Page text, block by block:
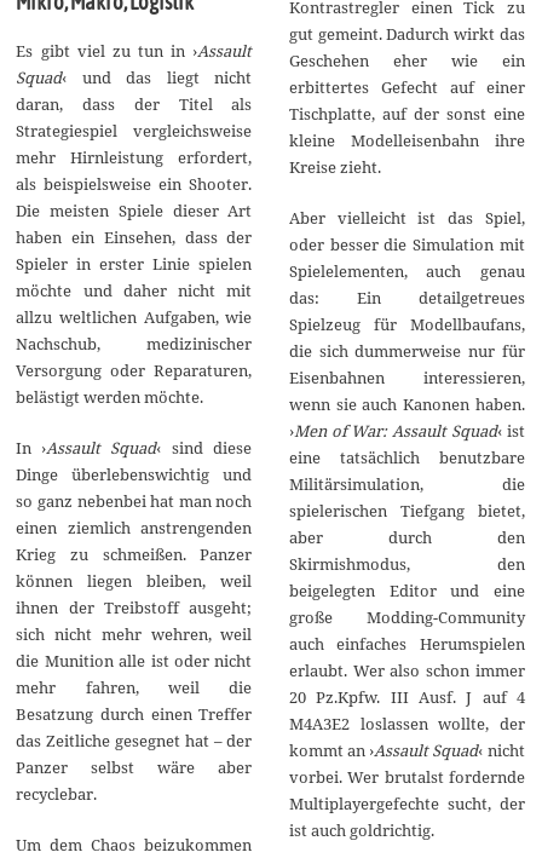
Es gibt viel zu tun in ›Assault
Squad‹ und das liegt nicht
daran, dass der Titel als
Strategiespiel vergleichsweise
mehr Hirnleistung erfordert,
als beispielsweise ein Shooter.
Die meisten Spiele dieser Art
haben ein Einsehen, dass der
Spieler in erster Linie spielen
möchte und daher nicht mit
allzu weltlichen Aufgaben, wie
Nachschub, medizinischer
Versorgung oder Reparaturen,
belästigt werden möchte.
In ›Assault Squad‹ sind diese
Dinge überlebenswichtig und
so ganz nebenbei hat man noch
einen ziemlich anstrengenden
Krieg zu schmeißen. Panzer
können liegen bleiben, weil
ihnen der Treibstoff ausgeht;
sich nicht mehr wehren, weil
die Munition alle ist oder nicht
mehr fahren, weil die
Besatzung durch einen Treffer
das Zeitliche gesegnet hat – der
Panzer selbst wäre aber
recyclebar.
Um dem Chaos beizukommen
Kontrastregler einen Tick zu
gut gemeint. Dadurch wirkt das
Geschehen eher wie ein
erbittertes Gefecht auf einer
Tischplatte, auf der sonst eine
kleine Modelleisenbahn ihre
Kreise zieht.
Aber vielleicht ist das Spiel,
oder besser die Simulation mit
Spielelementen, auch genau
das: Ein detailgetreues
Spielzeug für Modellbaufans,
die sich dummerweise nur für
Eisenbahnen interessieren,
wenn sie auch Kanonen haben.
›Men of War: Assault Squad‹ ist
eine tatsächlich benutzbare
Militärsimulation, die
spielerischen Tiefgang bietet,
aber durch den
Skirmishmodus, den
beigelegten Editor und eine
große Modding-Community
auch einfaches Herumspielen
erlaubt. Wer also schon immer
20 Pz.Kpfw. III Ausf. J auf 4
M4A3E2 loslassen wollte, der
kommt an ›Assault Squad‹ nicht
vorbei. Wer brutalst fordernde
Multiplayergefechte sucht, der
ist auch goldrichtig.